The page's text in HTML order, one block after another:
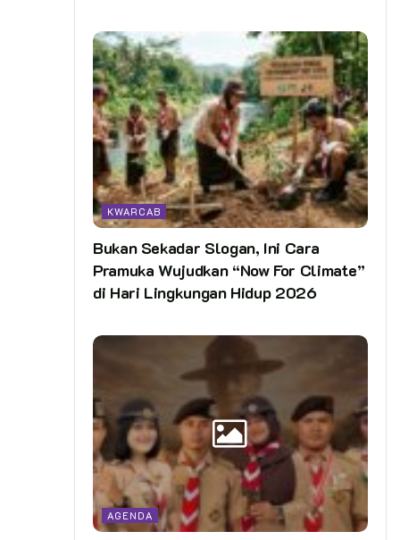
KWARCAB
Bukan Sekadar Slogan, Ini Cara
Pramuka Wujudkan “Now For Climate”
di Hari Lingkungan Hidup 2026
AGENDA